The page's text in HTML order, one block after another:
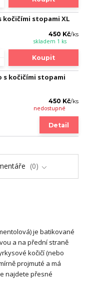
stopami XL
450 Kč/ks
skladem 1 ks
Koupit
s kočičími stopami
450 Kč/ks
nedostupné
Detail
0
je batikované
a na přední straně
kočičí (nebo
projmuté a má
najdete přesné